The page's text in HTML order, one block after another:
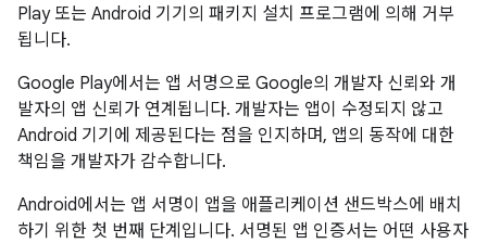
Play 또는 Android 기기의 패키지 설치 프로그램에 의해 거부
됩니다.
Google Play에서는 앱 서명으로 Google의 개발자 신뢰와 개
발자의 앱 신뢰가 연계됩니다. 개발자는 앱이 수정되지 않고
Android 기기에 제공된다는 점을 인지하며, 앱의 동작에 대한
책임을 개발자가 감수합니다.
Android에서는 앱 서명이 앱을 애플리케이션 샌드박스에 배치
하기 위한 첫 번째 단계입니다. 서명된 앱 인증서는 어떤 사용자